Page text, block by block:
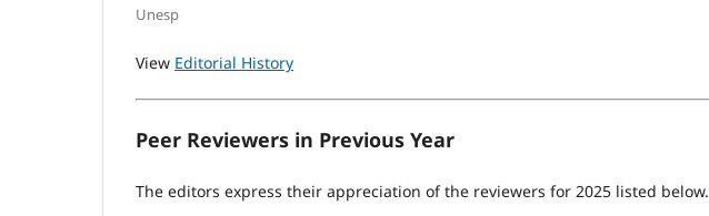
Unesp
View Editorial History
Peer Reviewers in Previous Year
The editors express their appreciation of the reviewers for 2025 listed below.